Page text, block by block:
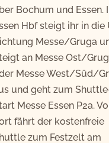
Bochum und Essen.
Hbf steigt ihr in die
Messe/Gruga
an Messe Ost/
Messe West/Süd/
und geht zum
Messe Essen P2a.
fährt der kostenfreie
zum Festzelt am